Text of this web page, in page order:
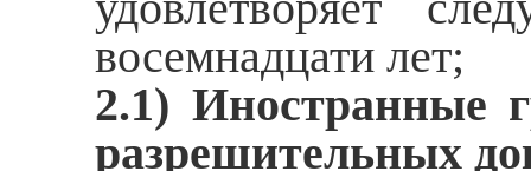
восемнадцати лет;
2.1) Иностранные
разрешительных